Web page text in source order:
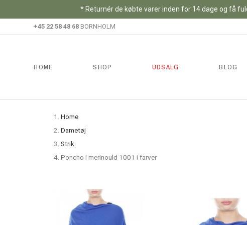
* Returnér de købte varer inden for 14 dage og få
+45 22 58 48 68 BORNHOLM
HOME SHOP UDSALG BLOG
Home
Dametøj
Strik
Poncho i merinould 1001 i farver